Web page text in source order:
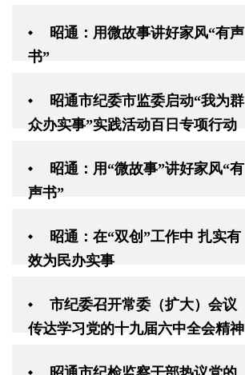
昭通：用微故事讲好家风“有声
书”
昭通市纪委市监委启动“我为群
众办实事”实践活动百日专项行动
昭通：用“微故事”讲好家风“有
声书”
昭通：在“双创”工作中 扎实有
效为民办实事
市纪委召开常委（扩大）会议
传达学习党的十九届六中全会精神